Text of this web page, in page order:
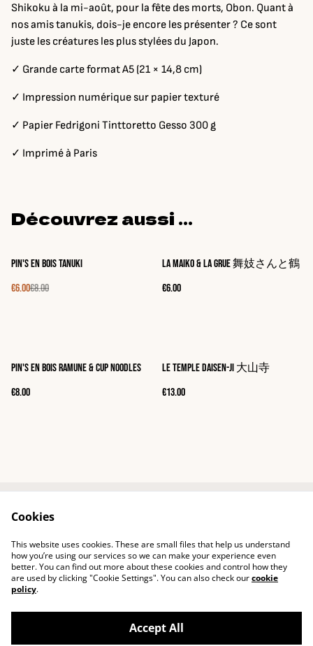
Shikoku à la mi-août, pour la fête des morts, Obon. Quant à
nos amis tanukis, dois-je encore les présenter ? Ce sont
juste les créatures les plus stylées du Japon.
✓ Grande carte format A5 (21 × 14,8 cm)
✓ Impression numérique sur papier texturé
✓ Papier Fedrigoni Tinttoretto Gesso 300 g
✓ Imprimé à Paris
Découvrez aussi ...
%
Pin's en bois Tanuki
€6.00€8.00
La Maiko & la Grue 舞妓さんと鶴
€6.00
Pin's en bois Ramune & Cup Noodles
€8.00
Le temple Daisen-ji 大山寺
€13.00
Cookies
Cookies
This website uses cookies. These are small files that help us understand
how you’re using our services so we can make your experience even
better. You can find out more about these cookies and control how they
are used by clicking "Cookie Settings". You can also check ourcookie
policy.
Accept All